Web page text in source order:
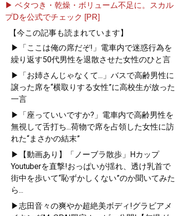
▶ ベタつき・乾燥・ボリューム不足に。スカル
プDを公式でチェック [PR]
【今この記事も読まれています】
▶「ここは俺の席だぞ!」電車内で迷惑行為を
繰り返す50代男性を退散させた女性のひと言
▶「お姉さんじゃなくて...」バスで高齢男性に
譲った席を“横取りする女性”に高校生が放った
一言
▶「座っていいですか?」電車内で高齢男性を
無視して舌打ち...荷物で席を占領した女性に訪
れた“まさかの結末”
▶【動画あり】「ノーブラ散歩」Hカップ
Youtuberを直撃!おっぱいが揺れ、透け乳首で
街中を歩いて“恥ずかしくない”のか聞いてみた
ら...
▶志田音々の爽やか超絶美ボディ!グラビアメ